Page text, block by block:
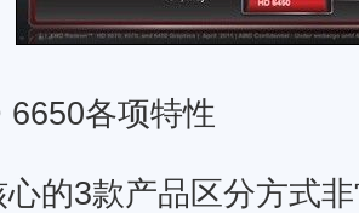
6650各项特性
3款产品区分方式非